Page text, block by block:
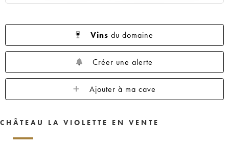
Vins du domaine
Créer une alerte
Ajouter à ma cave
CHÂTEAU LA VIOLETTE EN VENTE